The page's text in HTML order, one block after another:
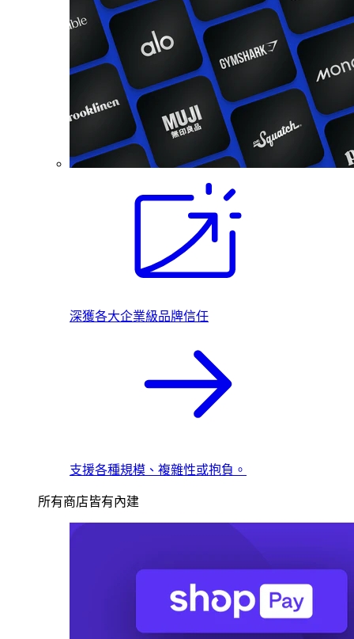
深獲各大企業級品牌信任
支援各種規模、複雜性或抱負。
所有商店皆有內建